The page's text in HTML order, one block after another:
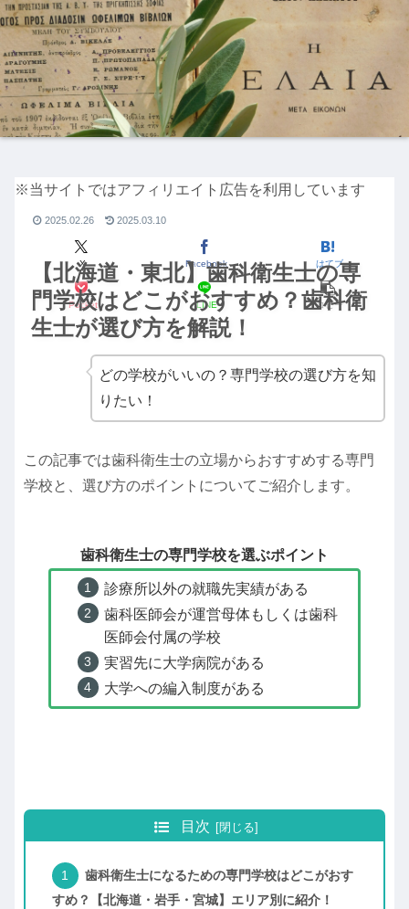
【北海道・東北】歯科衛生士の専
門学校はどこがおすすめ？歯科衛
生士が選び方を解説！
※当サイトではアフィリエイト広告を利用しています
X Facebook はてブ
Pocket LINE コピー
2025.02.26 2025.03.10
どの学校がいいの？専門学校の選び方を知
りたい！
この記事では歯科衛生士の立場からおすすめする専門
学校と、選び方のポイントについてご紹介します。
歯科衛生士の専門学校を選ぶポイント
診療所以外の就職先実績がある
歯科医師会が運営母体もしくは歯科
医師会付属の学校
実習先に大学病院がある
大学への編入制度がある
目次
歯科衛生士になるための専門学校はどこがおす
すめ？【北海道・岩手・宮城】エリア別に紹介！